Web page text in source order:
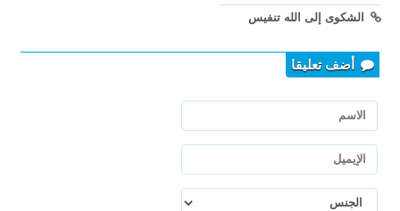
الشكوى إلى الله تنفيس
أضف تعليقا